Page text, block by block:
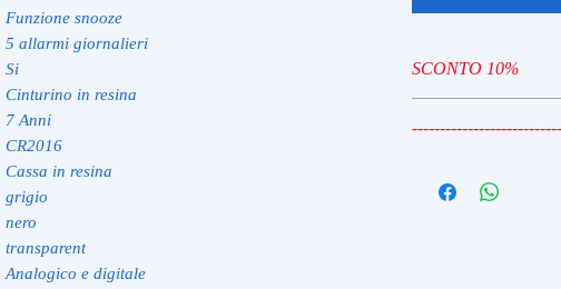
Funzione snooze
5 allarmi giornalieri
Si
Cinturino in resina
7 Anni
CR2016
Cassa in resina
grigio
nero
transparent
Analogico e digitale
SCONTO 10%